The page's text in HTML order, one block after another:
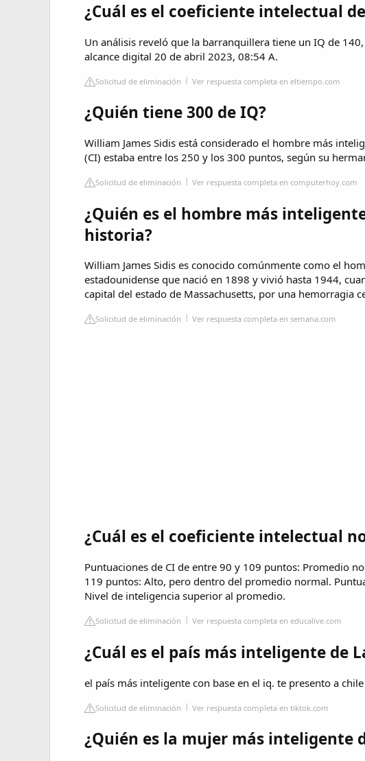
¿Cuál es el coeficiente intelectual
Un análisis reveló que la barranquillera tiene un IQ de
alcance digital 20 de abril 2023, 08:54 A.
Solicitud de eliminación Ver respuesta completa en eltiempo.com
¿Quién tiene 300 de IQ?
William James Sidis está considerado el hombre más
(CI) estaba entre los 250 y los 300 puntos, según su
Solicitud de eliminación Ver respuesta completa en computerhoy.com
¿Quién es el hombre más
historia?
William James Sidis es conocido comúnmente como el
estadounidense que nació en 1898 y vivió hasta 1944,
capital del estado de Massachusetts, por una hemorragia
Solicitud de eliminación Ver respuesta completa en semana.com
¿Cuál es el coeficiente intelectual
Puntuaciones de CI de entre 90 y 109 puntos: Promedio
119 puntos: Alto, pero dentro del promedio normal.
Nivel de inteligencia superior al promedio.
Solicitud de eliminación Ver respuesta completa en educalive.com
¿Cuál es el país más inteligente de
el país más inteligente con base en el iq. te presento a
Solicitud de eliminación Ver respuesta completa en tiktok.com
¿Quién es la mujer más inteligente